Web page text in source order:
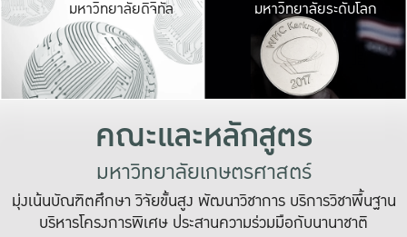
มหาวิทยาลัยดิจิทัล
เปลี่ยนแปลง แล
เพื่อทำง
ระบบสารสนเทศ
มหาวิทยาลัยระดับโลก
คณะและหลักสูตร
มหาวิทยาลัยเกษตรศาสตร์
มุ่งเน้นบัณฑิตศึกษา วิจัยขั้นสูง พัฒนาวิชาการ บริการวิชาพื้นฐาน
บริหารโครงการพิเศษ ประสานความร่วมมือกับนานาชาติ